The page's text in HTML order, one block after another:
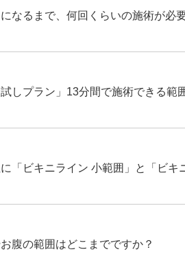
なるまで、何回くらいの施術が必
しプラン」13分間で施術できる範
「ビキニライン 小範囲」と「ビ
腹の範囲はどこまでですか？